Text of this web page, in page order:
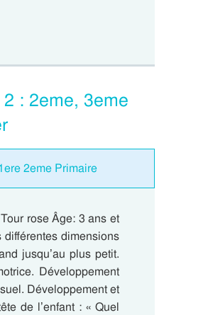
: 2eme, 3eme
2eme Primaire
rose Âge: 3 ans et
dimensions
jusqu’au plus petit.
Développement
Développement et
de l’enfant : « Quel